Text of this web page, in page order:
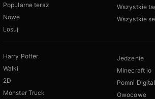
Popularne teraz
Nowe
Losuj
Wszystkie
Wszystkie
Harry Potter
Walki
2D
Monster Truck
Jedzenie
Minecraft io
Pomni
Owocowe